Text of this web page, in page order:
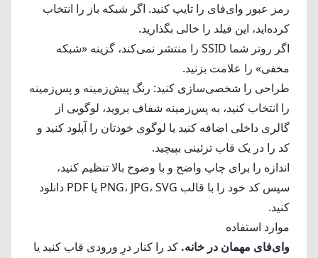
رمز عبور وای‌فای را تایپ کنید. اگر شبکه باز را انتخاب
کرده‌اید، این فیلد را خالی بگذارید.
اگر روتر شما SSID را منتشر نمی‌کند، گزینه «شبکه
مخفی» را علامت بزنید.
طراحی را شخصی‌سازی کنید: رنگ پیش‌زمینه و پس‌زمینه
را انتخاب کنید، به پس‌زمینه شفاف بروید، لوگویی از
گالری داخلی اضافه کنید یا لوگوی خودتان را آپلود کنید و
کد را در یک قاب تزئینی بپیچید.
اندازه را برای چاپ واضح و با وضوح بالا تنظیم کنید،
سپس کد خود را با قالب PNG، JPG، SVG یا PDF دانلود
کنید.
موارد استفاده
وای‌فای مهمان در خانه. کد را کنار درِ ورودی قاب کنید یا